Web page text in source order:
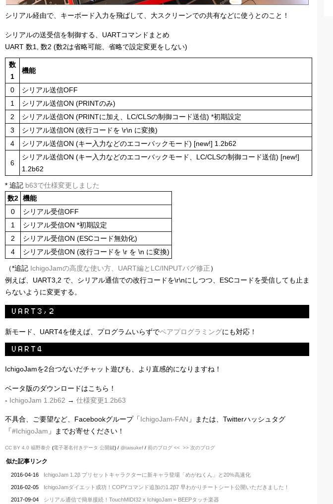
シリアル経由で、キーボード入力を飛ばして、大スクリーンでの共有などに使うとのこと！
シリアルの送受信を制御する、UARTコマンドまとめ
UART 数1, 数2 (数2は省略可能、省略で設定変更をしない)
数
1
機能
0
シリアル送信OFF
1
シリアル送信ON (PRINTのみ)
2
シリアル送信ON (PRINTに加え、LC/CLSの制御コード送信) *初期設定
3
シリアル送信ON (改行コードを \r\n に変換)
4
シリアル送信ON (キー入力などのエコーバックモード) [new!] 1.2b62
6
シリアル送信ON (キー入力などのエコーバックモード、LC/CLSの制御コード送信) [new!]
1.2b62
* 追記 b63で仕様変更しました
数2 機能
0
シリアル受信OFF
1
シリアル受信ON *初期設定
2
シリアル受信ON (ESCコード無効化)
4
シリアル受信ON (改行コードを \r を \n に変換)
（*追記 IchigoJamの高度な使い方、UART編とLC/INPUTバグ修正）
例えば、UART3,2 で、シリアル通信での改行コードを\r\nにしつつ、ESCコードを受信しても止ま
らないように変更する。
新モード、UART4を使えば、プログラムいらずでペアプログラミングにも対応！
IchigoJamを2台つないだチャット遊びも、より直感的になりますね！
ベータ版のダウンロードはこちら！
- IchigoJam 1.2b62 → 仕様変更1.2b63
不具合、ご要望など、Facebookグループ「IchigoJam-FAN 」または、Twitterハッシュタグ
「#IchigoJam 」までお寄せください！
CC BY 4.0 福野泰介 (電子署名付きデータ 公開鍵) / @taisukef / 前のブログ << >> 次のブログ
似た記事リンク
2016-04-16 IchigoJam 1.2β プリセットキャラクターに新キャラ登場「めがねくん」と20%高速化
2016-02-05 IchigoJamダイエット成功！COPYコマンド追加の1.2β7 早わかりチートシート公開いただきました！
2017-09-04 シリアル通信で簡単接続！TouchMIDI32 x IchigoJam = BEEPタッチ楽器